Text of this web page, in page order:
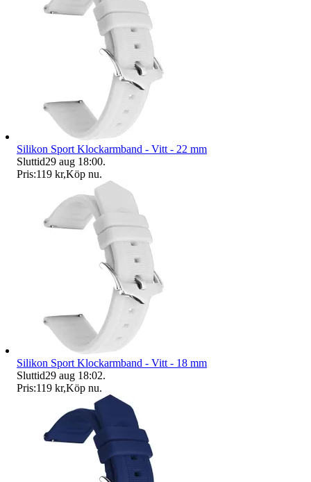
Silikon Sport Klockarmband - Vitt - 22 mm
Sluttid29 aug 18:00.
Pris:119 kr,Köp nu.
Silikon Sport Klockarmband - Vitt - 18 mm
Sluttid29 aug 18:02.
Pris:119 kr,Köp nu.